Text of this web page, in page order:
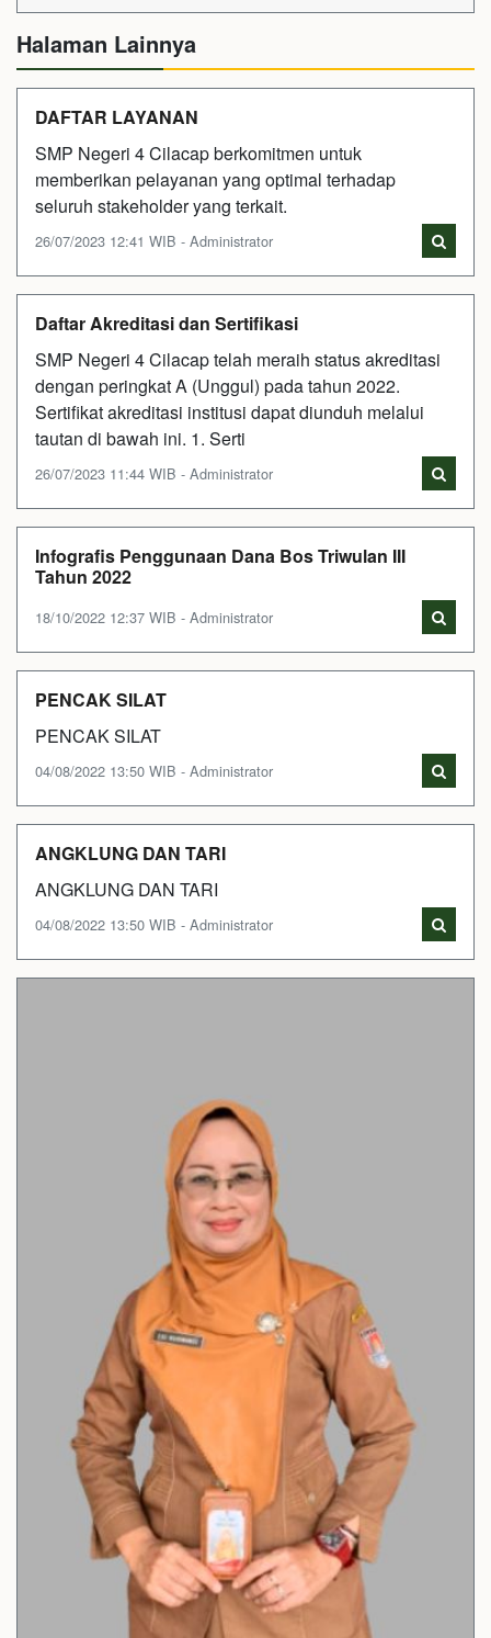
Halaman Lainnya
DAFTAR LAYANAN
SMP Negeri 4 Cilacap berkomitmen untuk
memberikan pelayanan yang optimal terhadap
seluruh stakeholder yang terkait.
26/07/2023 12:41 WIB - Administrator
Daftar Akreditasi dan Sertifikasi
SMP Negeri 4 Cilacap telah meraih status akreditasi
dengan peringkat A (Unggul) pada tahun 2022.
Sertifikat akreditasi institusi dapat diunduh melalui
tautan di bawah ini. 1. Serti
26/07/2023 11:44 WIB - Administrator
Infografis Penggunaan Dana Bos Triwulan III
Tahun 2022
18/10/2022 12:37 WIB - Administrator
PENCAK SILAT
PENCAK SILAT
04/08/2022 13:50 WIB - Administrator
ANGKLUNG DAN TARI
ANGKLUNG DAN TARI
04/08/2022 13:50 WIB - Administrator